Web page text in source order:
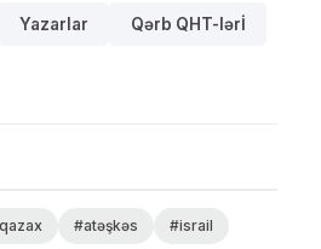
Yazarlar Qərb QHT-lərİ
#atəşkəs #israil